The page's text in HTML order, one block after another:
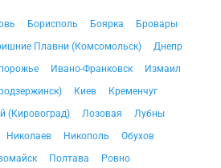
Борисполь Боярка
Бровары
Плавни (Комсомольск)
Днепр
Ивано-Франковск
Измаил
Киев
Кременчуг
(Кировоград) Лозовая
Лубны
Николаев Никополь
Обухов
Полтава
Ровно